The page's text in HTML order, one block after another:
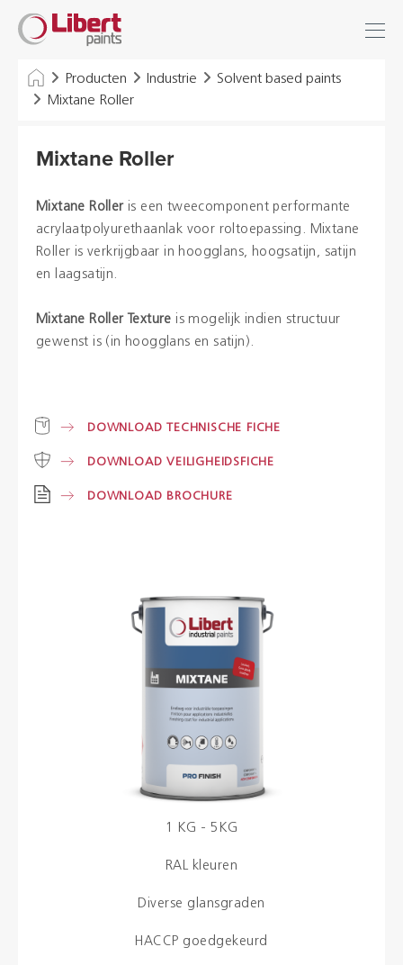
Libert
Paints Producten Industrie
Solvent based paints
Mixtane Roller
Mixtane Roller
Mixtane Rolleris een tweecomponent performante
acrylaatpolyurethaanlak voor roltoepassing. Mixtane
Roller is verkrijgbaar in hoogglans, hoogsatijn, satijn
en laagsatijn.
Mixtane Roller Texture is mogelijk indien structuur
gewenst is (in hoogglans en satijn).
DOWNLOAD TECHNISCHE FICHE
DOWNLOAD VEILIGHEIDSFICHE
DOWNLOAD BROCHURE
1 KG - 5KG
RAL kleuren
Diverse glansgraden
HACCP goedgekeurd
Zoek
INDUSTRIE
HYGIËNE OPLOSSINGEN
THINNERS & VARIA
Referenties
Contact